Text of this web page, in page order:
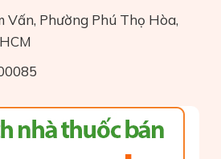
Vấn, Phường Phú Thọ Hòa,